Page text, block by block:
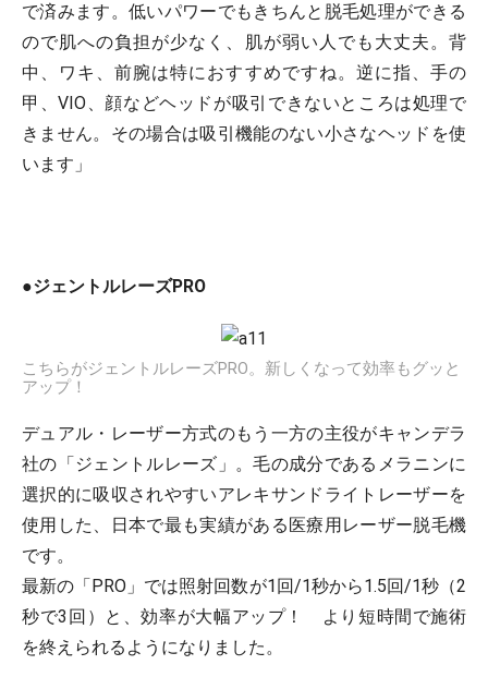
で済みます。低いパワーでもきちんと脱毛処理ができる
ので肌への負担が少なく、肌が弱い人でも大丈夫。背
中、ワキ、前腕は特におすすめですね。逆に指、手の
甲、VIO、顔などヘッドが吸引できないところは処理で
きません。その場合は吸引機能のない小さなヘッドを使
います」
●ジェントルレーズPRO
こちらがジェントルレーズPRO。新しくなって効率もグッと
アップ！
デュアル・レーザー方式のもう一方の主役がキャンデラ
社の「ジェントルレーズ」。毛の成分であるメラニンに
選択的に吸収されやすいアレキサンドライトレーザーを
使用した、日本で最も実績がある医療用レーザー脱毛機
です。
最新の「PRO」では照射回数が1回/1秒から1.5回/1秒（2
秒で3回）と、効率が大幅アップ！ より短時間で施術
を終えられるようになりました。